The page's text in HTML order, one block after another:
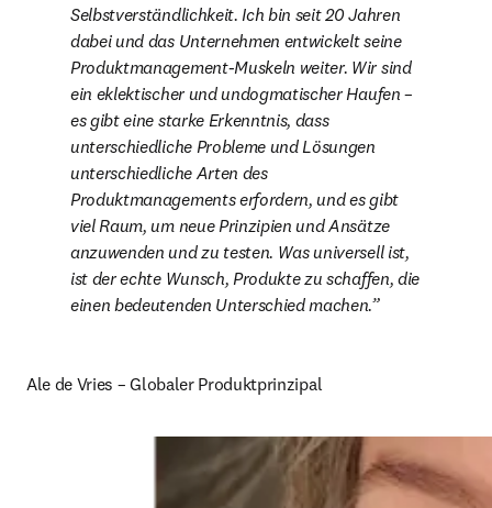
Selbstverständlichkeit. Ich bin seit 20 Jahren
dabei und das Unternehmen entwickelt seine
Produktmanagement-Muskeln weiter. Wir sind
ein eklektischer und undogmatischer Haufen –
es gibt eine starke Erkenntnis, dass
unterschiedliche Probleme und Lösungen
unterschiedliche Arten des
Produktmanagements erfordern, und es gibt
viel Raum, um neue Prinzipien und Ansätze
anzuwenden und zu testen. Was universell ist,
ist der echte Wunsch, Produkte zu schaffen, die
einen bedeutenden Unterschied machen.
Ale de Vries – Globaler Produktprinzipal